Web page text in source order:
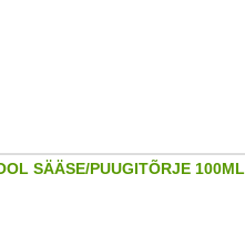
SÄÄSE/PUUGITÕRJE 100ML